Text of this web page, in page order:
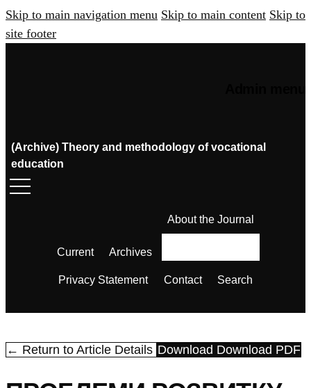
Skip to main navigation menu Skip to main content Skip to
site footer
(Archive) Theory and methodology of vocational
education
Current Archives
About the Journal
Privacy Statement Contact Search
← Return to Article Details Download Download PDF